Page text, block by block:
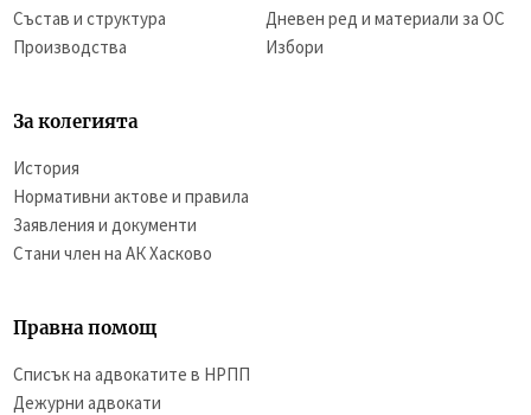
Състав и структура
Производства
Дневен ред и материали за ОС
Избори
За колегията
История
Нормативни актове и правила
Заявления и документи
Стани член на АК Хасково
Правна помощ
Списък на адвокатите в НРПП
Дежурни адвокати